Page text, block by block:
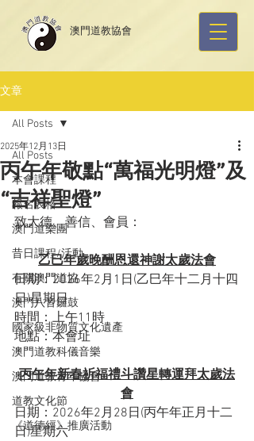
​澳門道教協會
文章
All Posts
本會課程
報名表格
澳門道樂團
昔日課程/活動
有關澳門道協
澳門八音鑼鼓
國家級非物質文化遺產
澳門道教科儀音樂
澳門道教青年協會
道教文化節
《道德經》推廣活動
All Posts
丙午年敬點“萬福光明燈”及
“吉祥聖燈”
2025年12月13日
致大德、善信、會員：
乙巳年歲晚酬恩還神謝太歲法會
日期：2026年2月1日(乙巳年十二月十四
日)星期日
時間：上午11時
地點：本會址
丙午年新春祈福禮斗讚星轉運拜太歲法
會
日期：2026年2月28日(丙午年正月十二
日)星期六